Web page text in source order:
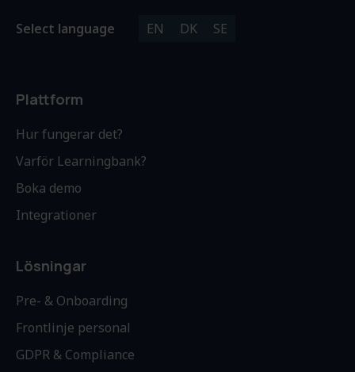
Select language EN DK SE
Plattform
Hur fungerar det?
Varför Learningbank?
Boka demo
Integrationer
Lösningar
Pre- & Onboarding
Frontlinje personal
GDPR & Compliance